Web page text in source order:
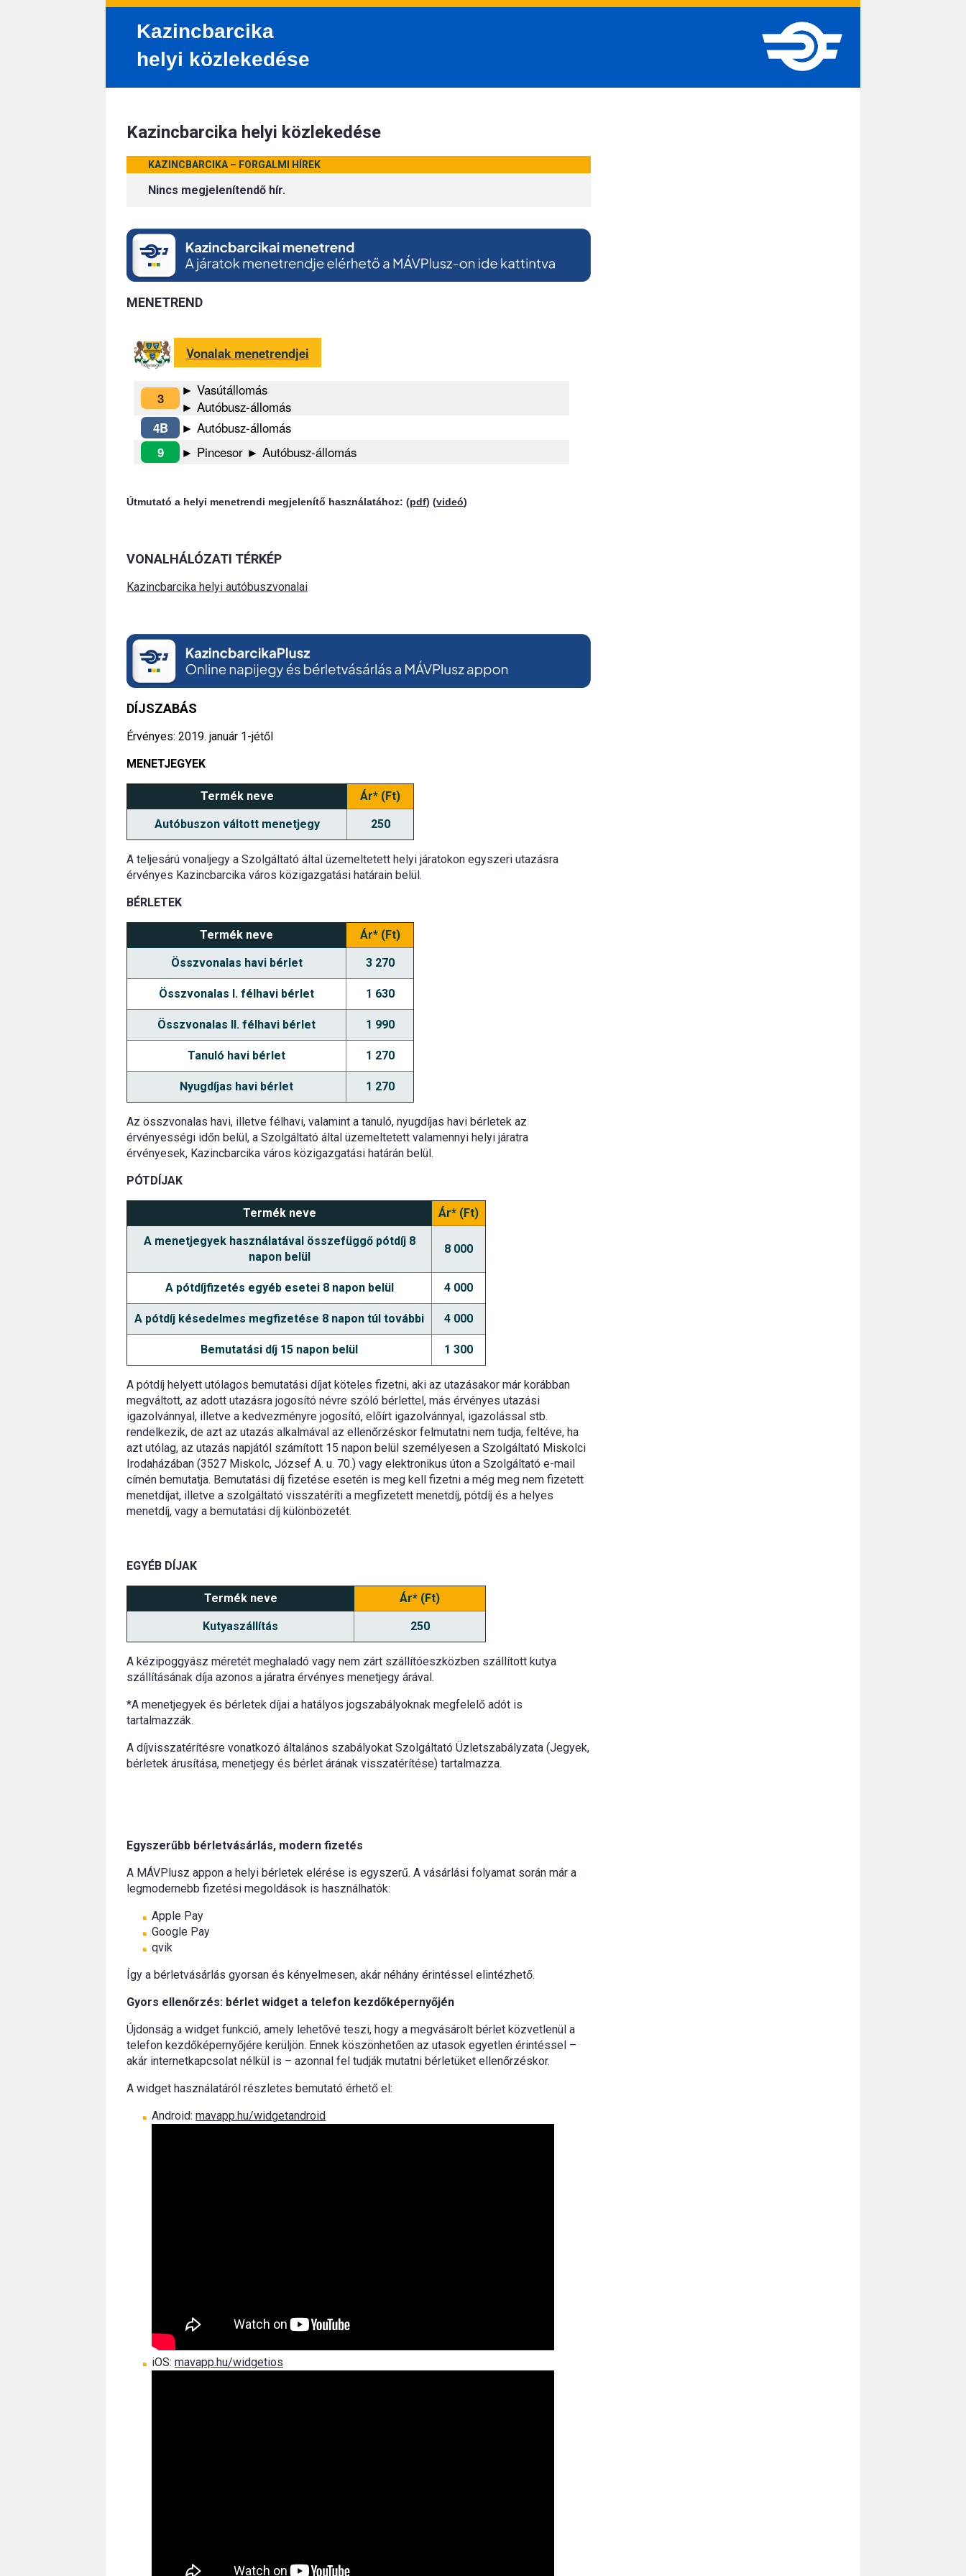
Kazincbarcika
helyi közlekedése
Kazincbarcika helyi közlekedése
KAZINCBARCIKA – FORGALMI HÍREK
Nincs megjelenítendő hír.
MENETREND
Vonalak menetrendjei
3
► Vasútállomás
► Autóbusz-állomás
4B
► Autóbusz-állomás
9
► Pincesor ► Autóbusz-állomás
Útmutató a helyi menetrendi megjelenítő használatához: (pdf) (videó)
VONALHÁLÓZATI TÉRKÉP
Kazincbarcika helyi autóbuszvonalai
DÍJSZABÁS
Érvényes: 2019. január 1-jétől
MENETJEGYEK
Termék neve Ár* (Ft)
Autóbuszon váltott menetjegy 250
A teljesárú vonaljegy a Szolgáltató által üzemeltetett helyi járatokon egyszeri utazásra
érvényes Kazincbarcika város közigazgatási határain belül.
BÉRLETEK
Termék neve Ár* (Ft)
Összvonalas havi bérlet 3 270
Összvonalas I. félhavi bérlet 1 630
Összvonalas II. félhavi bérlet 1 990
Tanuló havi bérlet 1 270
Nyugdíjas havi bérlet 1 270
Az összvonalas havi, illetve félhavi, valamint a tanuló, nyugdíjas havi bérletek az
érvényességi időn belül, a Szolgáltató által üzemeltetett valamennyi helyi járatra
érvényesek, Kazincbarcika város közigazgatási határán belül.
PÓTDÍJAK
Termék neve Ár* (Ft)
A menetjegyek használatával összefüggő pótdíj 8
napon belül
8 000
A pótdíjfizetés egyéb esetei 8 napon belül 4 000
A pótdíj késedelmes megfizetése 8 napon túl további 4 000
Bemutatási díj 15 napon belül 1 300
A pótdíj helyett utólagos bemutatási díjat köteles fizetni, aki az utazásakor már korábban
megváltott, az adott utazásra jogosító névre szóló bérlettel, más érvényes utazási
igazolvánnyal, illetve a kedvezményre jogosító, előírt igazolvánnyal, igazolással stb.
rendelkezik, de azt az utazás alkalmával az ellenőrzéskor felmutatni nem tudja, feltéve, ha
azt utólag, az utazás napjától számított 15 napon belül személyesen a Szolgáltató Miskolci
Irodaházában (3527 Miskolc, József A. u. 70.) vagy elektronikus úton a Szolgáltató e-mail
címén bemutatja. Bemutatási díj fizetése esetén is meg kell fizetni a még meg nem fizetett
menetdíjat, illetve a szolgáltató visszatéríti a megfizetett menetdíj, pótdíj és a helyes
menetdíj, vagy a bemutatási díj különbözetét.
EGYÉB DÍJAK
Termék neve Ár* (Ft)
Kutyaszállítás 250
A kézipoggyász méretét meghaladó vagy nem zárt szállítóeszközben szállított kutya
szállításának díja azonos a járatra érvényes menetjegy árával.
*A menetjegyek és bérletek díjai a hatályos jogszabályoknak megfelelő adót is
tartalmazzák.
A díjvisszatérítésre vonatkozó általános szabályokat Szolgáltató Üzletszabályzata (Jegyek,
bérletek árusítása, menetjegy és bérlet árának visszatérítése) tartalmazza.
Egyszerűbb bérletvásárlás, modern fizetés
A MÁVPlusz appon a helyi bérletek elérése is egyszerű. A vásárlási folyamat során már a
legmodernebb fizetési megoldások is használhatók:
Apple Pay
Google Pay
qvik
Így a bérletvásárlás gyorsan és kényelmesen, akár néhány érintéssel elintézhető.
Gyors ellenőrzés: bérlet widget a telefon kezdőképernyőjén
Újdonság a widget funkció, amely lehetővé teszi, hogy a megvásárolt bérlet közvetlenül a
telefon kezdőképernyőjére kerüljön. Ennek köszönhetően az utasok egyetlen érintéssel –
akár internetkapcsolat nélkül is – azonnal fel tudják mutatni bérletüket ellenőrzéskor.
A widget használatáról részletes bemutató érhető el:
Android: mavapp.hu/widgetandroid
iOS: mavapp.hu/widgetios